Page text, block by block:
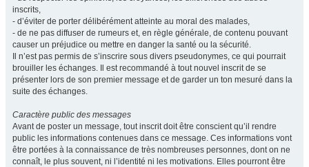
inscrits,
- d’éviter de porter délibérément atteinte au moral des malades,
- de ne pas diffuser de rumeurs et, en règle générale, de contenu pouvant
causer un préjudice ou mettre en danger la santé ou la sécurité.
Il n’est pas permis de s’inscrire sous divers pseudonymes, ce qui pourrait
brouiller les échanges. Il est recommandé à tout nouvel inscrit de se
présenter lors de son premier message et de garder un ton mesuré dans la
suite des échanges.
Caractère public des messages
Avant de poster un message, tout inscrit doit être conscient qu’il rendre
public les informations contenues dans ce message. Ces informations vont
être portées à la connaissance de très nombreuses personnes, dont on ne
connaît, le plus souvent, ni l’identité ni les motivations. Elles pourront être